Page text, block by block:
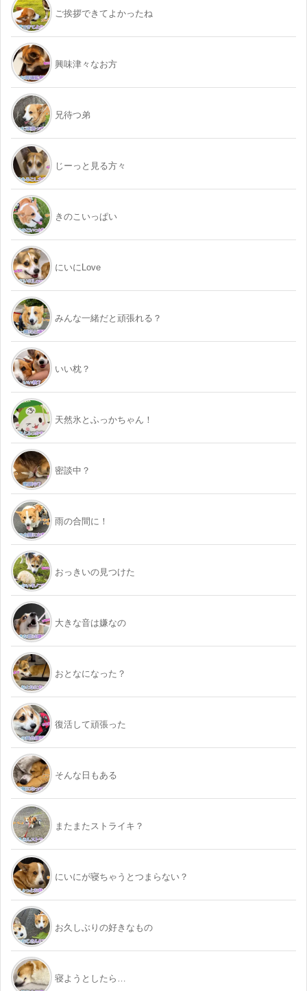
ご挨拶できてよかったね
興味津々なお方
兄待つ弟
じーっと見る方々
きのこいっぱい
にいにLove
みんな一緒だと頑張れる？
いい枕？
天然氷とふっかちゃん！
密談中？
雨の合間に！
おっきいの見つけた
大きな音は嫌なの
おとなになった？
復活して頑張った
そんな日もある
またまたストライキ？
にいにが寝ちゃうとつまらない？
お久しぶりの好きなもの
寝ようとしたら…